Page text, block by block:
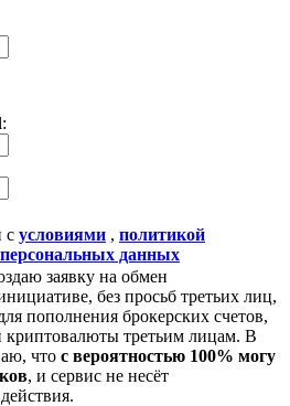
с условиями , политикой
персональных данных
заявку на обмен
без просьб третьих лиц,
пополнения брокерских счетов,
криптовалюты третьим лицам. В
что с вероятностью 100% могу
, и сервис не несёт